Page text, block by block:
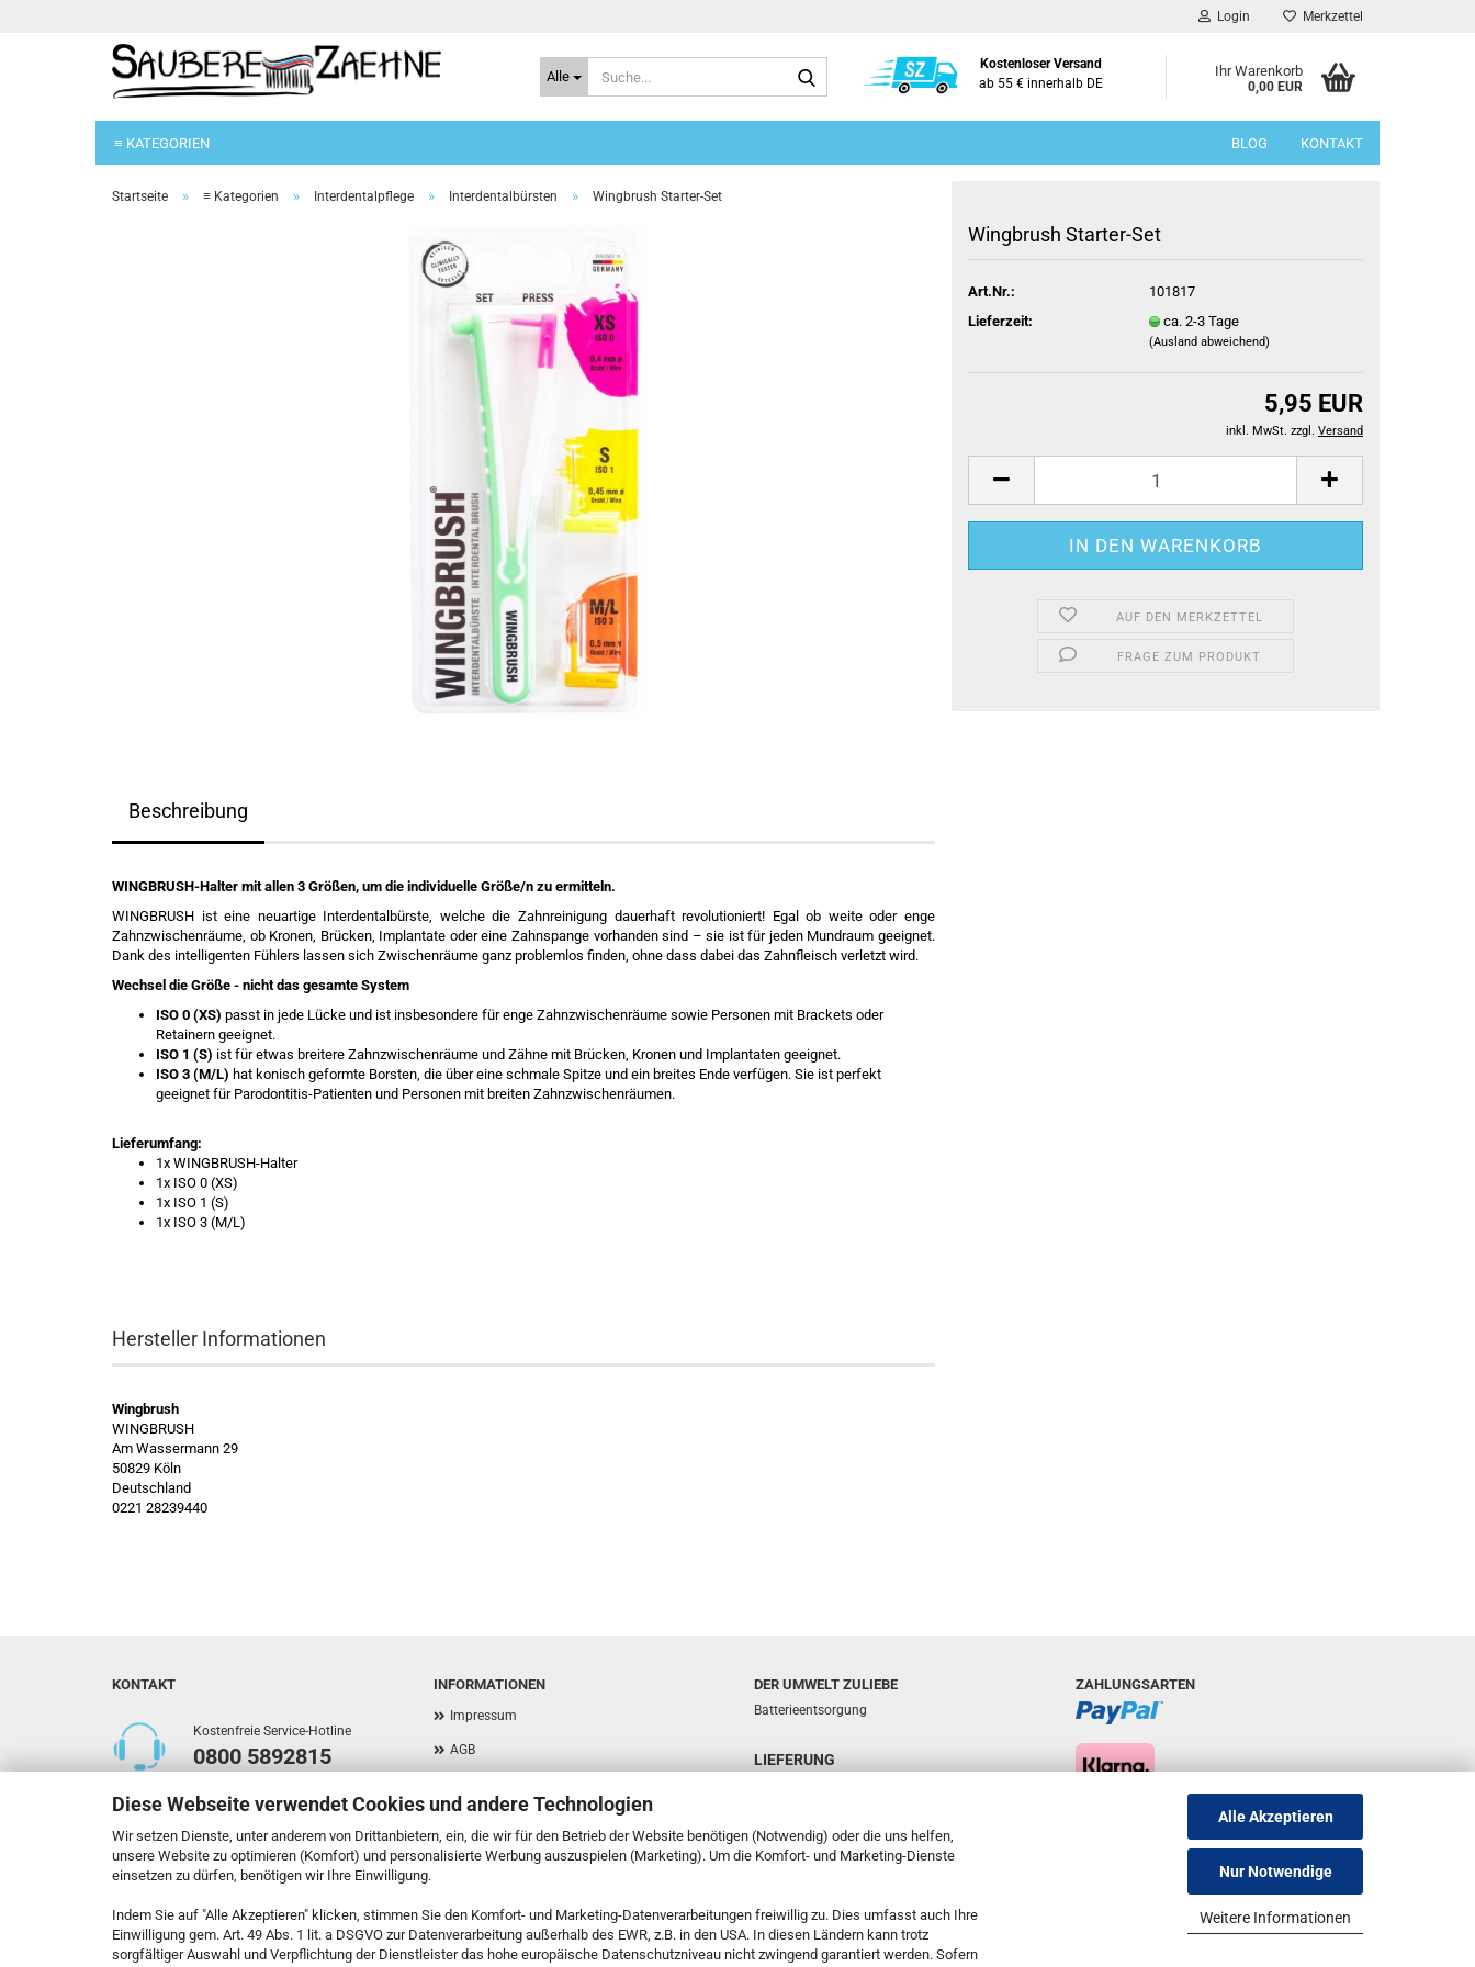
Diese Webseite verwendet Cookies und andere Technologien
Wir setzen Dienste, unter anderem von Drittanbietern, ein, die wir für den Betrieb der Website benötigen (Notwendig) oder die uns helfen,
unsere Website zu optimieren (Komfort) und personalisierte Werbung auszuspielen (Marketing). Um die Komfort- und Marketing-Dienste
einsetzen zu dürfen, benötigen wir Ihre Einwilligung.
Indem Sie auf "Alle Akzeptieren" klicken, stimmen Sie den Komfort- und Marketing-Datenverarbeitungen freiwillig zu. Dies umfasst auch Ihre
Einwilligung gem. Art. 49 Abs. 1 lit. a DSGVO zur Datenverarbeitung außerhalb des EWR, z.B. in den USA. In diesen Ländern kann trotz
sorgfältiger Auswahl und Verpflichtung der Dienstleister das hohe europäische Datenschutzniveau nicht zwingend garantiert werden. Sofern
Alle Akzeptieren
Nur Notwendige
Weitere Informationen
Login Merkzettel
Alle
Kostenloser Versand
ab 55 € innerhalb DE
Ihr Warenkorb
0,00 EUR
≡ KATEGORIEN BLOG KONTAKT
Startseite » ≡ Kategorien » Interdentalpflege » Interdentalbürsten » Wingbrush Starter-Set
Wingbrush Starter-Set
Art.Nr.:
101817
Lieferzeit:
ca. 2-3 Tage
(Ausland abweichend)
5,95 EUR
inkl. MwSt. zzgl. Versand
AUF DEN MERKZETTEL
FRAGE ZUM PRODUKT
Beschreibung
WINGBRUSH-Halter mit allen 3 Größen, um die individuelle Größe/n zu ermitteln.
WINGBRUSH ist eine neuartige Interdentalbürste, welche die Zahnreinigung dauerhaft revolutioniert! Egal ob weite oder enge
Zahnzwischenräume, ob Kronen, Brücken, Implantate oder eine Zahnspange vorhanden sind – sie ist für jeden Mundraum geeignet.
Dank des intelligenten Fühlers lassen sich Zwischenräume ganz problemlos finden, ohne dass dabei das Zahnfleisch verletzt wird.
Wechsel die Größe - nicht das gesamte System
ISO 0 (XS) passt in jede Lücke und ist insbesondere für enge Zahnzwischenräume sowie Personen mit Brackets oder
Retainern geeignet.
ISO 1 (S) ist für etwas breitere Zahnzwischenräume und Zähne mit Brücken, Kronen und Implantaten geeignet.
ISO 3 (M/L) hat konisch geformte Borsten, die über eine schmale Spitze und ein breites Ende verfügen. Sie ist perfekt
geeignet für Parodontitis-Patienten und Personen mit breiten Zahnzwischenräumen.
Lieferumfang:
1x WINGBRUSH-Halter
1x ISO 0 (XS)
1x ISO 1 (S)
1x ISO 3 (M/L)
Hersteller Informationen
Wingbrush
WINGBRUSH
Am Wassermann 29
50829 Köln
Deutschland
0221 28239440
INFORMATIONEN
Impressum
AGB
Versand- & Zahlungsbedingungen
Widerrufsrecht & Muster-Widerrufsformular
Callback Service
Cookie Einstellungen
DER UMWELT ZULIEBE
Batterieentsorgung
LIEFERUNG
ZAHLUNGSARTEN
KONTAKT
Kostenfreie Service-Hotline
0800 5892815
Callback Service
Kontaktformular